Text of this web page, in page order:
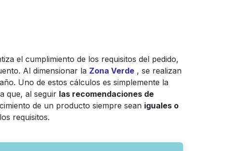
el cumplimiento de los requisitos del pedido,
Al dimensionar la Zona Verde , se realizan
Uno de estos cálculos es simplemente la
que, al seguir las recomendaciones de
de un producto siempre sean iguales o
requisitos.